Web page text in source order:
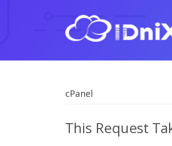
cPanel
This Request